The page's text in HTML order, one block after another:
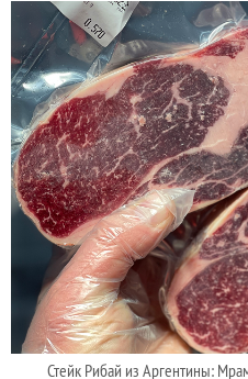
Стейк Рибай из Аргентины: